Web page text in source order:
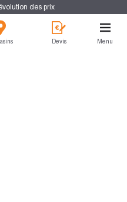
des prix
Devis Menu